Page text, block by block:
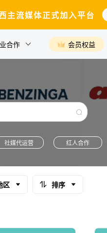
主流媒体正式加入平台
合作 会员权益
社媒代运营 红人合作
区 排序